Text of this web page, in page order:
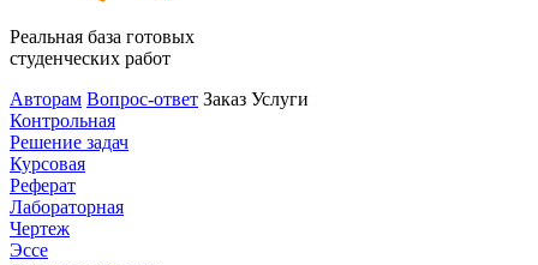
Реальная база готовых
студенческих работ
Авторам Вопрос-ответ Заказ Услуги
Контрольная
Решение задач
Курсовая
Реферат
Лабораторная
Чертеж
Эссе